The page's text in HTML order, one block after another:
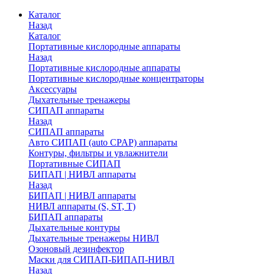
Каталог
Назад
Каталог
Портативные кислородные аппараты
Назад
Портативные кислородные аппараты
Портативные кислородные концентраторы
Аксессуары
Дыхательные тренажеры
СИПАП аппараты
Назад
СИПАП аппараты
Aвто СИПАП (auto CPAP) аппараты
Контуры, фильтры и увлажнители
Портативные СИПАП
БИПАП | НИВЛ аппараты
Назад
БИПАП | НИВЛ аппараты
НИВЛ аппараты (S, ST, T)
БИПАП аппараты
Дыхательные контуры
Дыхательные тренажеры НИВЛ
Озоновый дезинфектор
Маски для СИПАП-БИПАП-НИВЛ
Назад